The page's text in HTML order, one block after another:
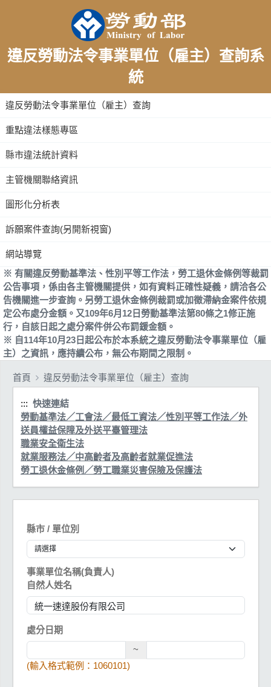
違反勞動法令事業單位（雇主）查詢系
統
違反勞動法令事業單位（雇主）查詢
重點違法樣態專區
縣市違法統計資料
主管機關聯絡資訊
圖形化分析表
訴願案件查詢(另開新視窗)
網站導覽
※ 有關違反勞動基準法、性別平等工作法，勞工退休金條例等裁罰
公告事項，係由各主管機關提供，如有資料正確性疑義，請洽各公
告機關進一步查詢。另勞工退休金條例裁罰或加徵滯納金案件依規
定公布處分金額。又109年6月12日勞動基準法第80條之1修正施
行，自該日起之處分案件併公布罰鍰金額。
※ 自114年10月23日起公布於本系統之違反勞動法令事業單位（雇
主）之資訊，應持續公布，無公布期間之限制。
首頁 違反勞動法令事業單位（雇主）查詢
::: 快速連結
勞動基準法／工會法／最低工資法／性別平等工作法／外
送員權益保障及外送平臺管理法
職業安全衛生法
就業服務法／中高齡者及高齡者就業促進法
勞工退休金條例／勞工職業災害保險及保護法
縣市 / 單位別
事業單位名稱(負責人)
自然人姓名
處分日期
~
(輸入格式範例：1060101)